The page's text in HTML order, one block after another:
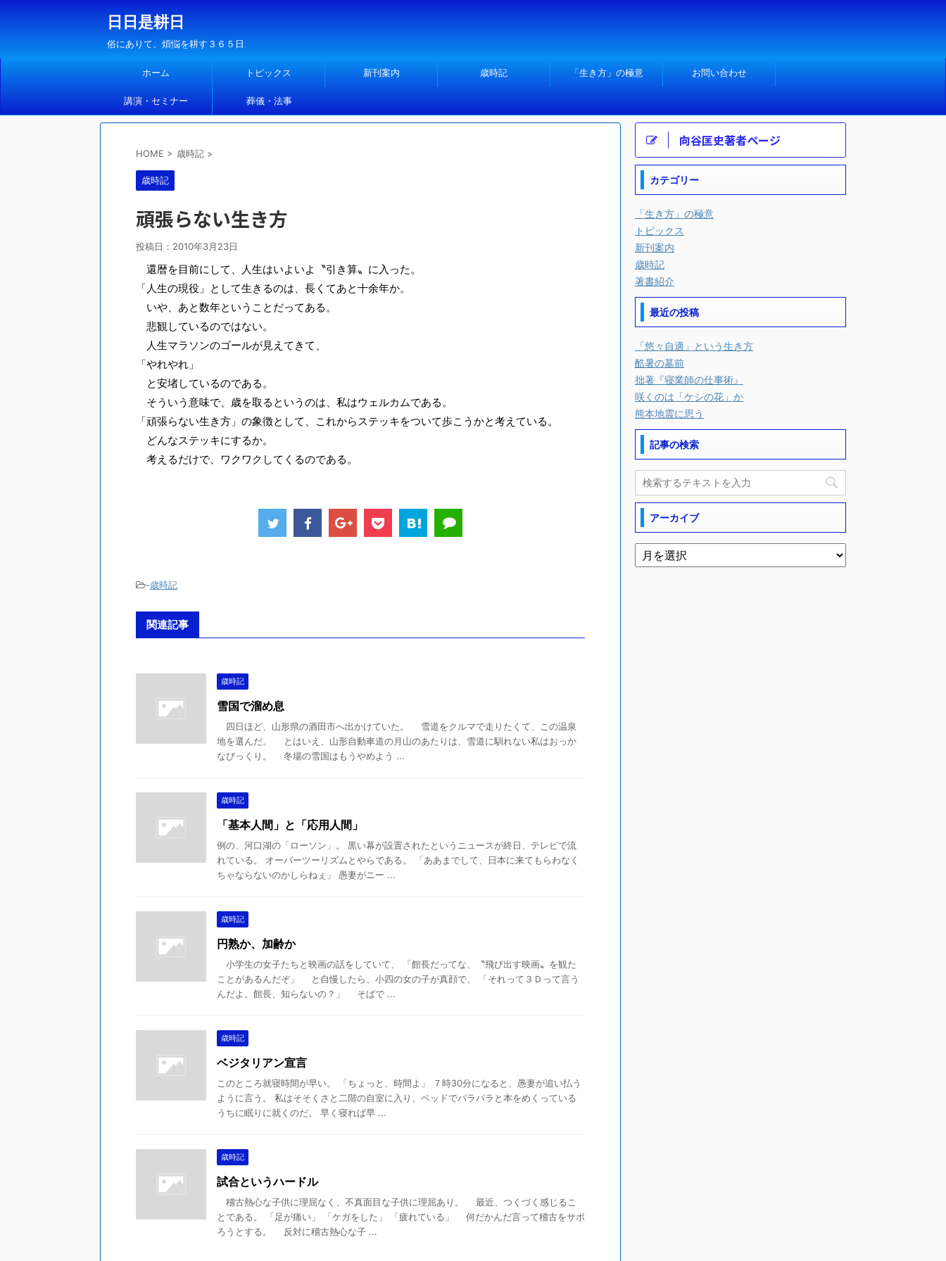
日日是耕日
俗にありて、煩悩を耕す３６５日
ホーム トピックス 新刊案内 歳時記 「生き方」の極意 お問い合わせ
講演・セミナー 葬儀・法事
HOME > 歳時記 >
歳時記
頑張らない生き方
投稿日： 2010年3月23日
還暦を目前にして、人生はいよいよ〝引き算〟に入った。
「人生の現役」として生きるのは、長くてあと十余年か。
いや、あと数年ということだってある。
悲観しているのではない。
人生マラソンのゴールが見えてきて、
「やれやれ」
と安堵しているのである。
そういう意味で、歳を取るというのは、私はウェルカムである。
「頑張らない生き方」の象徴として、これからステッキをついて歩こうかと考えている。
どんなステッキにするか。
考えるだけで、ワクワクしてくるのである。
-歳時記
関連記事
歳時記
雪国で溜め息
四日ほど、山形県の酒田市へ出かけていた。 雪道をクルマで走りたくて、この温泉
地を選んだ。 とはいえ、山形自動車道の月山のあたりは、雪道に馴れない私はおっか
なびっくり。 冬場の雪国はもうやめよう ...
歳時記
「基本人間」と「応用人間」
例の、河口湖の「ローソン」。 黒い幕が設置されたというニュースが終日、テレビで流
れている。 オーバーツーリズムとやらである。 「ああまでして、日本に来てもらわなく
ちゃならないのかしらねぇ」 愚妻がニー ...
歳時記
円熟か、加齢か
小学生の女子たちと映画の話をしていて、 「館長だってな、〝飛び出す映画〟を観た
ことがあるんだぞ」 と自慢したら、小四の女の子が真顔で、 「それって３Ｄって言う
んだよ。館長、知らないの？」 そばで ...
歳時記
ベジタリアン宣言
このところ就寝時間が早い。 「ちょっと、時間よ」 ７時30分になると、愚妻が追い払う
ように言う。 私はそそくさと二階の自室に入り、ベッドでパラパラと本をめくっている
うちに眠りに就くのだ。 早く寝れば早 ...
歳時記
試合というハードル
稽古熱心な子供に理屈なく、不真面目な子供に理屈あり。 最近、つくづく感じるこ
とである。 「足が痛い」 「ケガをした」 「疲れている」 何だかんだ言って稽古をサボ
ろうとする。 反対に稽古熱心な子 ...
向谷匡史著者ページ
カテゴリー
「生き方」の極意
トピックス
新刊案内
歳時記
著書紹介
最近の投稿
「悠々自適」という生き方
酷暑の墓前
拙著『寝業師の仕事術』
咲くのは「ケシの花」か
熊本地震に思う
記事の検索
アーカイブ